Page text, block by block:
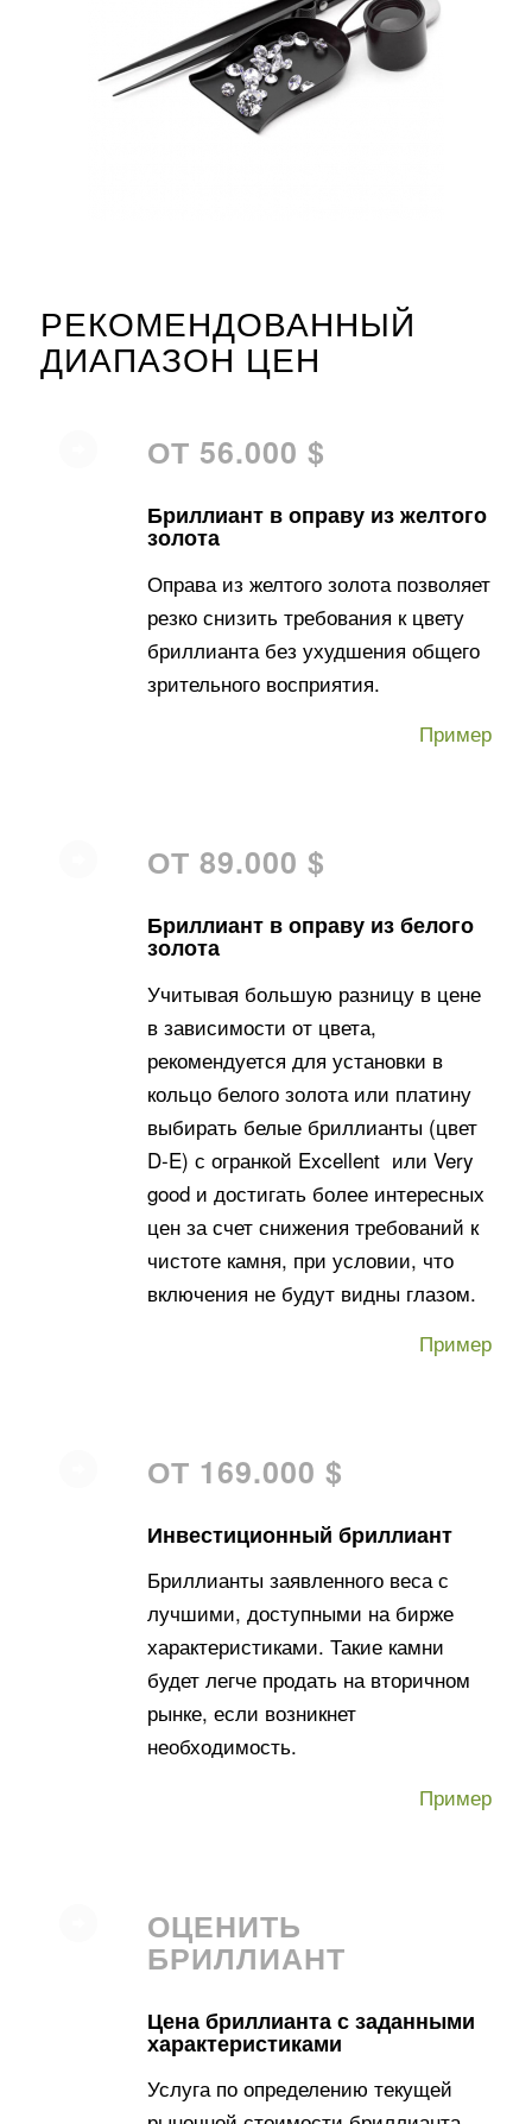
РЕКОМЕНДОВАННЫЙ
ДИАПАЗОН ЦЕН
ОТ 56.000 $
Бриллиант в оправу из желтого
золота
Оправа из желтого золота позволяет
резко снизить требования к цвету
бриллианта без ухудшения общего
зрительного восприятия.
Пример
ОТ 89.000 $
Бриллиант в оправу из белого
золота
Учитывая большую разницу в цене
в зависимости от цвета,
рекомендуется для установки в
кольцо белого золота или платину
выбирать белые бриллианты (цвет
D-E) с огранкой Excellent или Very
good и достигать более интересных
цен за счет снижения требований к
чистоте камня, при условии, что
включения не будут видны глазом.
Пример
ОТ 169.000 $
Инвестиционный бриллиант
Бриллианты заявленного веса с
лучшими, доступными на бирже
характеристиками. Такие камни
будет легче продать на вторичном
рынке, если возникнет
необходимость.
Пример
ОЦЕНИТЬ
БРИЛЛИАНТ
Цена бриллианта с заданными
характеристиками
Услуга по определению текущей